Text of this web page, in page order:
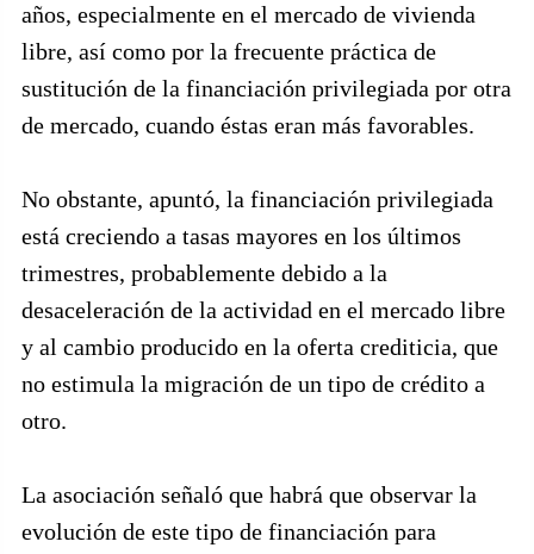
años, especialmente en el mercado de vivienda
libre, así como por la frecuente práctica de
sustitución de la financiación privilegiada por otra
de mercado, cuando éstas eran más favorables.
No obstante, apuntó, la financiación privilegiada
está creciendo a tasas mayores en los últimos
trimestres, probablemente debido a la
desaceleración de la actividad en el mercado libre
y al cambio producido en la oferta crediticia, que
no estimula la migración de un tipo de crédito a
otro.
La asociación señaló que habrá que observar la
evolución de este tipo de financiación para